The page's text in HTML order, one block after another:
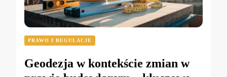
PRAWO I REGULACJE
Geodezja w kontekście zmian w